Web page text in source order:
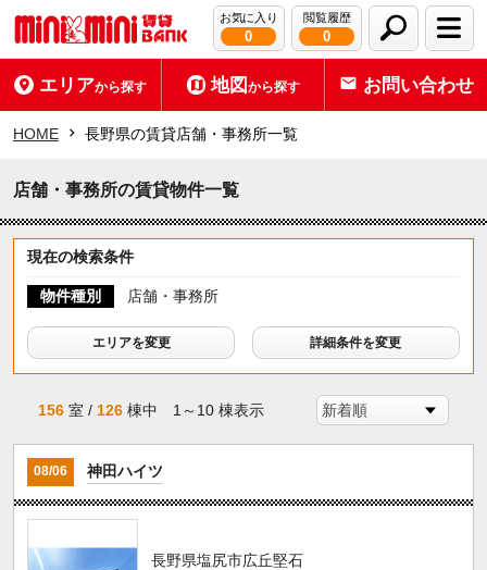
お気に入り
0
閲覧履歴
0
エリアから探す 地図から探す お問い合わせ
HOME 長野県の賃貸店舗・事務所一覧
店舗・事務所の賃貸物件一覧
現在の検索条件
物件種別 店舗・事務所
エリアを変更 詳細条件を変更
156 室 / 126 棟中 1～10 棟表示
08/06 神田ハイツ
長野県塩尻市広丘堅石